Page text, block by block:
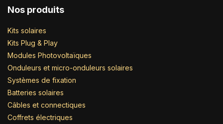
Nos produits
Kits solaires
Kits Plug & Play
Modules Photovoltaïques
Onduleurs et micro-onduleurs solaires
Systèmes de fixation
Batteries solaires
Câbles et connectiques
Coffrets électriques